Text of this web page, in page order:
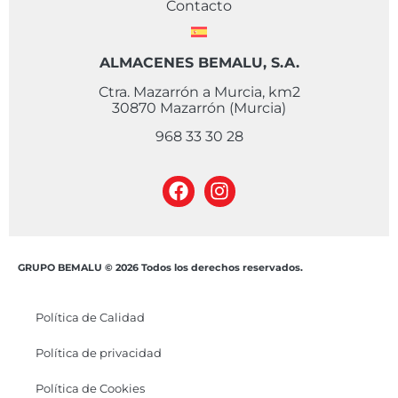
ALMACENES BEMALU, S.A.
Ctra. Mazarrón a Murcia, km2
30870 Mazarrón (Murcia)
968 33 30 28
Contacto
GRUPO BEMALU © 2026 Todos los derechos reservados.
Política de Calidad
Política de privacidad
Política de Cookies